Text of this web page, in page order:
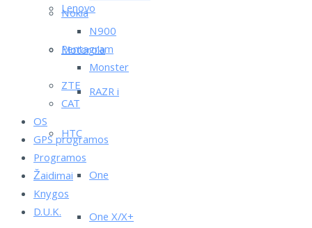
Lenovo
Motorola
RAZR i
HTC
One
One X/X+
Nokia
N900
Pentagram
Monster
ZTE
CAT
OS
GPS programos
Programos
Žaidimai
Knygos
D.U.K.